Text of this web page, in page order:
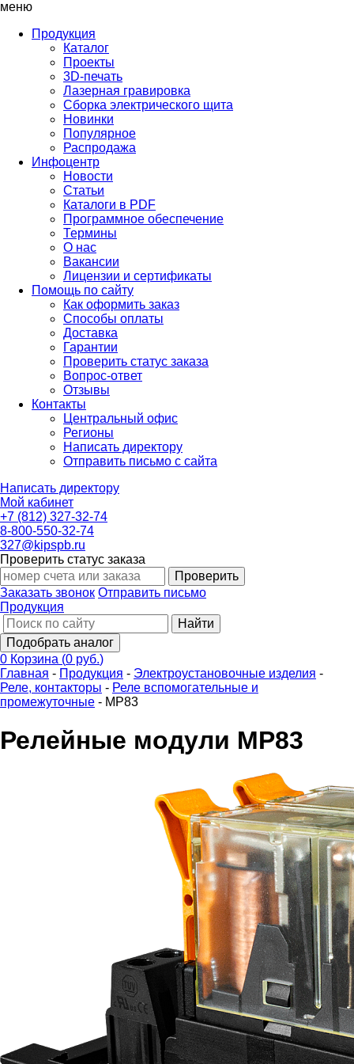
меню
Продукция
Каталог
Проекты
3D-печать
Лазерная гравировка
Сборка электрического щита
Новинки
Популярное
Распродажа
Инфоцентр
Новости
Статьи
Каталоги в PDF
Программное обеспечение
Термины
О нас
Вакансии
Лицензии и сертификаты
Помощь по сайту
Как оформить заказ
Способы оплаты
Доставка
Гарантии
Проверить статус заказа
Вопрос-ответ
Отзывы
Контакты
Центральный офис
Регионы
Написать директору
Отправить письмо с сайта
Написать директору
Мой кабинет
+7 (812) 327-32-74
8-800-550-32-74
327@kipspb.ru
Проверить статус заказа
Проверить
Заказать звонок Отправить письмо
Продукция
Найти
Подобрать аналог
0 Корзина (0 руб.)
Главная - Продукция - Электроустановочные изделия -
Реле, контакторы - Реле вспомогательные и
промежуточные - МР83
Релейные модули МР83